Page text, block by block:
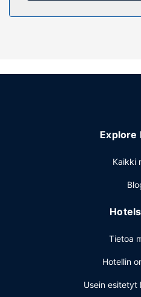
Käytössäsi on terassi sekä
Käytössäsi on ympäri
Explore
Kaikki
Tietoa
Hotellin
Usein